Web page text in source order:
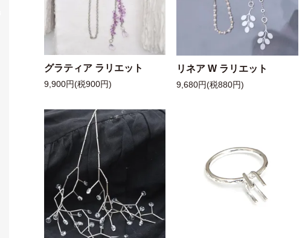
グラティア ラリエット
9,900円(税900円)
リネア W ラリエット
9,680円(税880円)